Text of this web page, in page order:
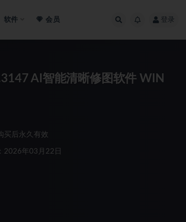
软件 会员 登录
AI智能清晰修图软件 WIN
买后永久有效
2026年03月22日